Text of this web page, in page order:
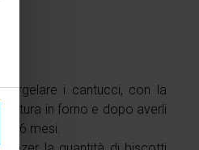
i cantucci, con la
in forno e dopo averli
a 6 mesi.